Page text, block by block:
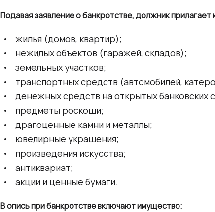
Подавая заявление о банкротстве, должник
жилья (домов, квартир);
нежилых объектов (гаражей, складов);
земельных участков;
транспортных средств (автомобилей,
денежных средств на открытых банковских
предметы роскоши;
драгоценные камни и металлы;
ювелирные украшения;
произведения искусства;
антиквариат;
акции и ценные бумаги.
В опись при банкротстве включают имущество: